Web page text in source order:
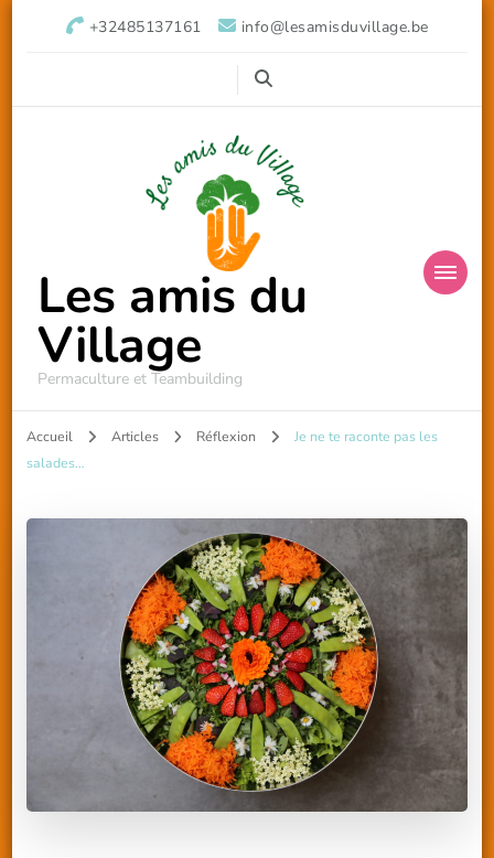
+32485137161 info@lesamisduvillage.be
Les amis du
Village
Permaculture et Teambuilding
Accueil Articles Réflexion
Je ne te raconte pas les
salades…